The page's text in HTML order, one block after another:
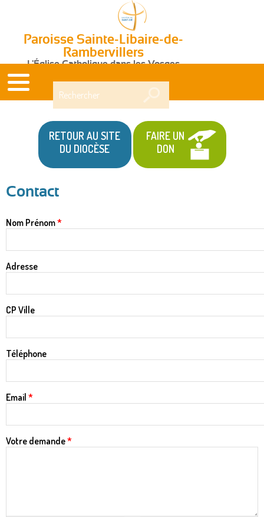
Paroisse Sainte-Libaire-de-
Rambervillers
L'Église Catholique dans les Vosges
RETOUR AU SITE
DU DIOCÈSE
FAIRE UN
DON
êtes
ici
Contact
Nom Prénom*
Adresse
CP Ville
Téléphone
Email *
Votre demande*